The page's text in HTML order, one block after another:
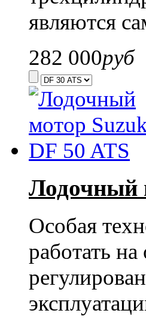
являются
282 000руб
Лодочный
Особая
работать